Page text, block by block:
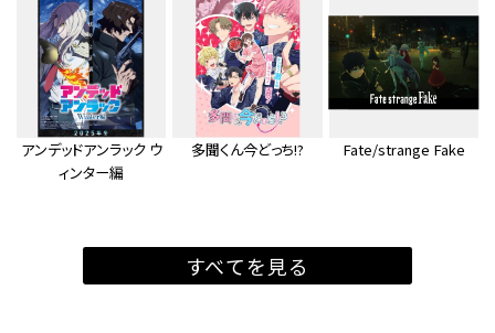
アンデッドアンラック ウ
ィンター編
多聞くん今どっち!? Fate/strange Fake
すべてを見る